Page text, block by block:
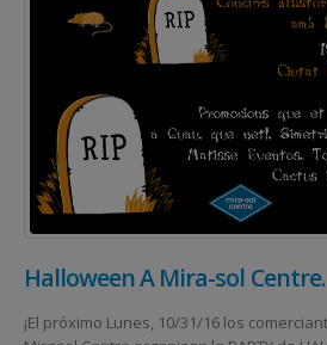
Halloween A Mira-sol
¡El próximo Lunes, 10/31/16 los